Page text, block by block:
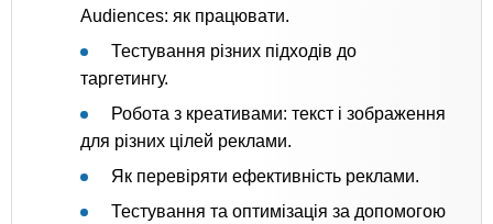
Audiences: як працювати.
Тестування різних підходів до
таргетингу.
Робота з креативами: текст і зображення
для різних цілей реклами.
Як перевіряти ефективність реклами.
Тестування та оптимізація за допомогою